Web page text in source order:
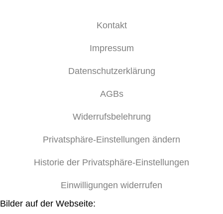
Kontakt
Impressum
Datenschutzerklärung
AGBs
Widerrufsbelehrung
Privatsphäre-Einstellungen ändern
Historie der Privatsphäre-Einstellungen
Einwilligungen widerrufen
Bilder auf der Webseite: